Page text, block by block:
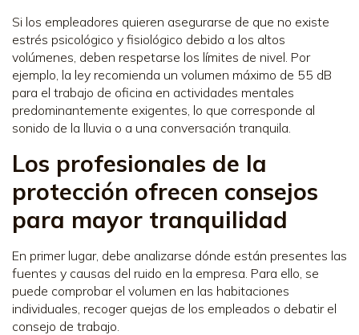
Si los empleadores quieren asegurarse de que no existe
estrés psicológico y fisiológico debido a los altos
volúmenes, deben respetarse los límites de nivel. Por
ejemplo, la ley recomienda un volumen máximo de 55 dB
para el trabajo de oficina en actividades mentales
predominantemente exigentes, lo que corresponde al
sonido de la lluvia o a una conversación tranquila.
Los profesionales de la
protección ofrecen consejos
para mayor tranquilidad
En primer lugar, debe analizarse dónde están presentes las
fuentes y causas del ruido en la empresa. Para ello, se
puede comprobar el volumen en las habitaciones
individuales, recoger quejas de los empleados o debatir el
consejo de trabajo.